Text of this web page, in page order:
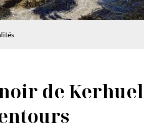
de Kerhuel